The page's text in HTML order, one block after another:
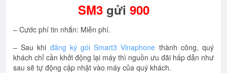
SM3gửi 900
– Cước phí tin nhắn: Miễn phí.
– Sau khi đăng ký gói Smart3 Vinaphone thành công, quý
khách chỉ cần khởi động lại máy thì nguồn ưu đãi hấp dẫn như
sau sẽ tự động cập nhật vào máy của quý khách.